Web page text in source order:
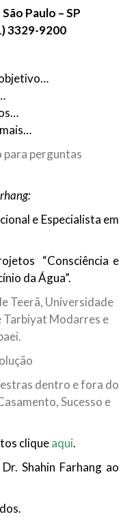
Paulo – SP
3329-9200
para perguntas
e Especialista em
“Consciência e
da Água”.
Teerã, Universidade
Tarbiyat Modarres e
dentro e fora do
Sucesso e
cliqueaqui.
Shahin Farhang ao